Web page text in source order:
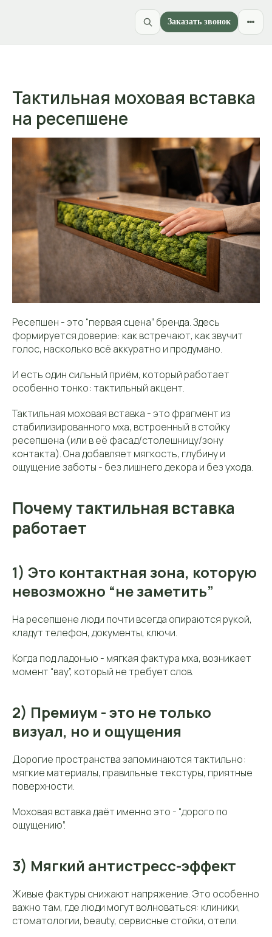
Заказать звонок
Тактильная моховая вставка
на ресепшене
Ресепшен - это “первая сцена” бренда. Здесь
формируется доверие: как встречают, как звучит
голос, насколько всё аккуратно и продумано.
И есть один сильный приём, который работает
особенно тонко: тактильный акцент.
Тактильная моховая вставка - это фрагмент из
стабилизированного мха, встроенный в стойку
ресепшена (или в её фасад/столешницу/зону
контакта). Она добавляет мягкость, глубину и
ощущение заботы - без лишнего декора и без ухода.
Почему тактильная вставка
работает
1) Это контактная зона, которую
невозможно “не заметить”
На ресепшене люди почти всегда опираются рукой,
кладут телефон, документы, ключи.
Когда под ладонью - мягкая фактура мха, возникает
момент “вау”, который не требует слов.
2) Премиум - это не только
визуал, но и ощущения
Дорогие пространства запоминаются тактильно:
мягкие материалы, правильные текстуры, приятные
поверхности.
Моховая вставка даёт именно это - “дорого по
ощущению”.
3) Мягкий антистресс-эффект
Живые фактуры снижают напряжение. Это особенно
важно там, где люди могут волноваться: клиники,
стоматологии, beauty, сервисные стойки, отели.